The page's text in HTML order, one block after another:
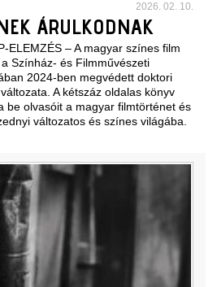
2026. 02. 10.
ÁRULKODNAK
ELEMZÉS – A magyar színes film
Színház- és Filmművészeti
2024-ben megvédett doktori
A kétszáz oldalas könyv
be olvasóit a magyar filmtörténet és
változatos és színes világába.